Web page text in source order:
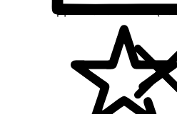
Длинноволновый